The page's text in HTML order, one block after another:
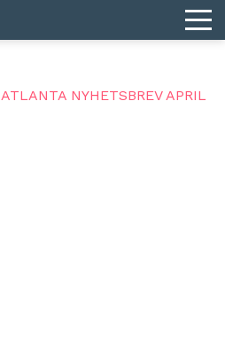
ATLANTA NYHETSBREV APRIL